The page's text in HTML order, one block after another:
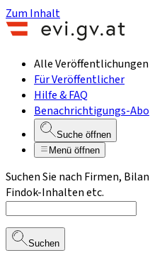
Zum Inhalt
Alle Veröffentlichungen
Für Veröffentlicher
Hilfe & FAQ
Benachrichtigungs-Abo
Suche öffnen
Menü öffnen
Suchen Sie nach Firmen,
Findok-Inhalten etc.
Suchen